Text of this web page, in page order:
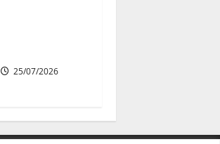
25/07/2026